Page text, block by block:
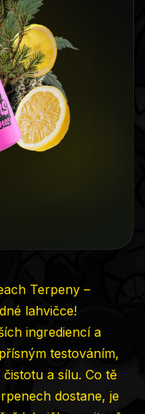
Terpeny –
lahvičce!
ingrediencí a
testováním,
a sílu. Co tě
dostane, je